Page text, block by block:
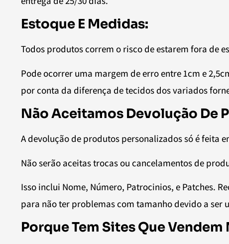
Estoque E Medidas:
Todos produtos correm o risco de estarem fora de
Pode ocorrer uma margem de erro entre 1cm e
por conta da diferença de tecidos dos variados
Não Aceitamos Devolução De
A devolução de produtos personalizados só é feita
Não serão aceitas trocas ou cancelamentos de
Isso inclui Nome, Número, Patrocinios, e Patches.
para não ter problemas com tamanho devido a ser
Porque Tem Sites Que